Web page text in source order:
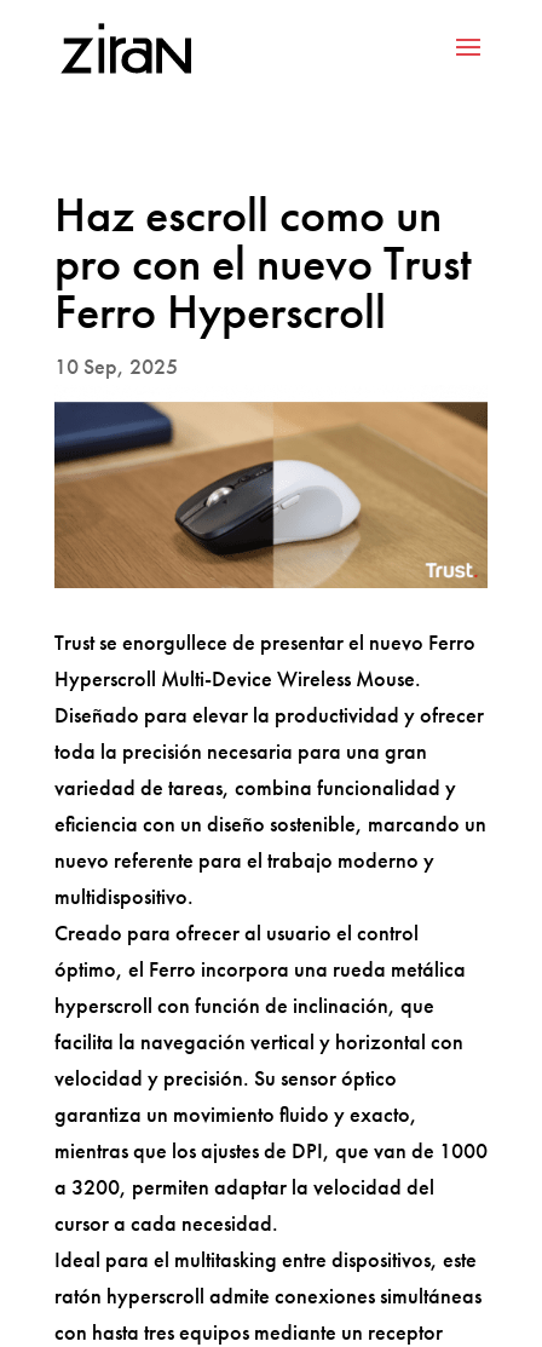
Haz escroll como un
pro con el nuevo Trust
Ferro Hyperscroll
10 Sep, 2025
Trust se enorgullece de presentar el nuevo Ferro
Hyperscroll Multi-Device Wireless Mouse.
Diseñado para elevar la productividad y ofrecer
toda la precisión necesaria para una gran
variedad de tareas, combina funcionalidad y
eficiencia con un diseño sostenible, marcando un
nuevo referente para el trabajo moderno y
multidispositivo.
Creado para ofrecer al usuario el control
óptimo, el Ferro incorpora una rueda metálica
hyperscroll con función de inclinación, que
facilita la navegación vertical y horizontal con
velocidad y precisión. Su sensor óptico
garantiza un movimiento fluido y exacto,
mientras que los ajustes de DPI, que van de 1000
a 3200, permiten adaptar la velocidad del
cursor a cada necesidad.
Ideal para el multitasking entre dispositivos, este
ratón hyperscroll admite conexiones simultáneas
con hasta tres equipos mediante un receptor